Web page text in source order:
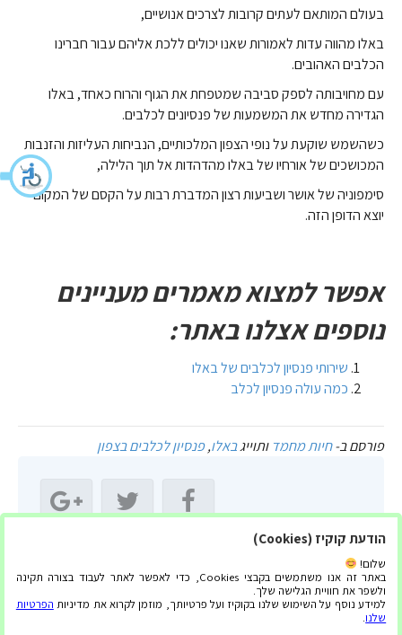
בעולם המותאם לעתים קרובות לצרכים אנושיים,
באלו מהווה עדות לאמורות שאנו יכולים ללכת אליהם עבור חברינו
הכלבים האהובים.
עם מחויבותה לספק סביבה שמטפחת את הגוף והרוח כאחד, באלו
הגדירה מחדש את המשמעות של פנסיונים לכלבים.
כשהשמש שוקעת על נופי הצפון המלכותיים, הנביחות העליזות והזנבות
המכושכים של אורחיו של באלו מהדהדות אל תוך הלילה,
סימפוניה של אושר ושביעות רצון המדברת רבות על הקסם של המקום
יוצא הדופן הזה.
אפשר למצוא מאמרים מעניינים
נוספים אצלנו באתר:
שירותי פנסיון לכלבים של באלו
כמה עולה פנסיון לכלב
פורסם ב-חיות מחמד ותוייגבאלו,פנסיון לכלבים בצפון
שתף מאמר זה:
הודעת קוקיז (Cookies)
שלום!
באתר זה אנו משתמשים בקבצי Cookies, כדי לאפשר לאתר לעבוד בצורה תקינה
ולשפר את חוויית הגלישה שלך.
למידע נוסף על השימוש שלנו בקוקיז ועל פרטיותך, מוזמן לקרוא את מדיניות הפרטיות
שלנו.